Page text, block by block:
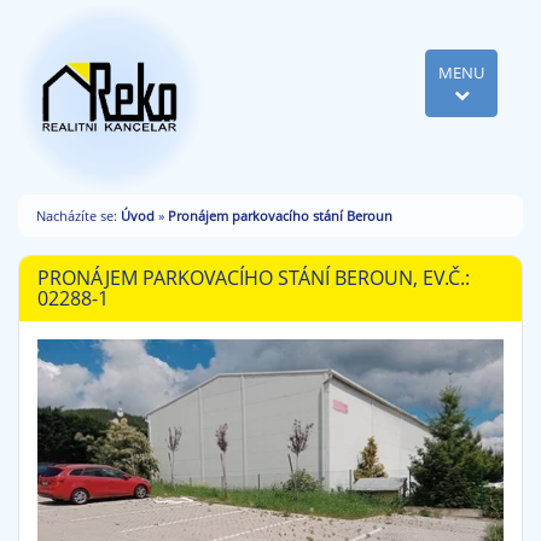
MENU
Nacházíte se: Úvod » Pronájem parkovacího stání Beroun
PRONÁJEM PARKOVACÍHO STÁNÍ BEROUN, EV.Č.:
02288-1